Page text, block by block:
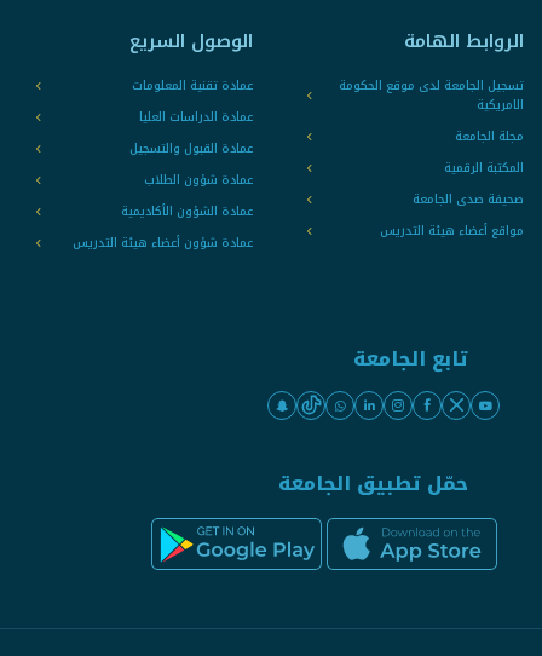
الروابط الهامة
تسجيل الجامعة لدى موقع الحكومة
الامريكية
مجلة الجامعة
المكتبة الرقمية
صحيفة صدى الجامعة
مواقع أعضاء هيئة التدريس
الوصول السريع
عمادة تقنية المعلومات
عمادة الدراسات العليا
عمادة القبول والتسجيل
عمادة شؤون الطلاب
عمادة الشؤون الأكاديمية
عمادة شؤون أعضاء هيئة التدريس
تابع الجامعة
حمّل تطبيق الجامعة